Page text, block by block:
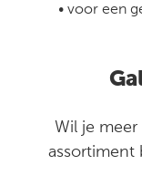
• voor een
Wil je
assortiment